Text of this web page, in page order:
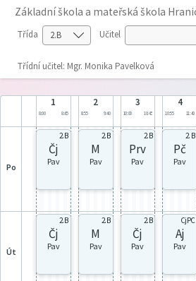
Základní škola a mateřská škola
Třída Učitel
Třídní učitel: Mgr. Monika Pavelková
1
8:00 8:45
2
8:55 9:40
3
10:00 10:45
4
10:55 11:40
po
2. B
Čj
Pav
2. B
M
Pav
2. B
Prv
Pav
2. B
Pč
Pav
út
2. B
Čj
Pav
2. B
M
Pav
2. B
Čj
Pav
CjPC
Aj
Pav